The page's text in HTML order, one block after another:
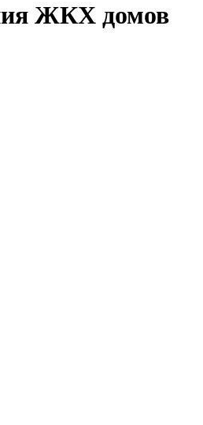
ЖКХ домов